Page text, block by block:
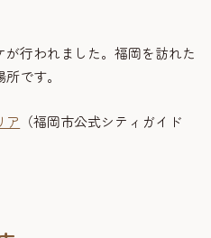
行われました。福岡を訪れた
です。
ア （福岡市公式シティガイド